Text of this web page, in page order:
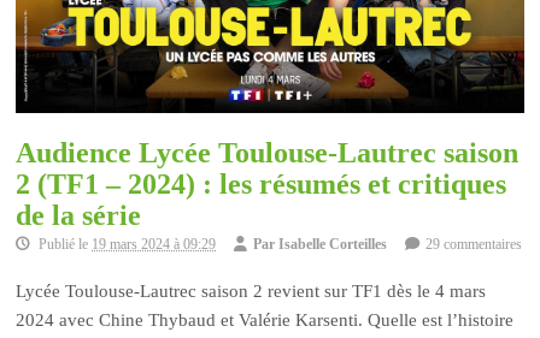
Audience Lycée Toulouse-Lautrec saison
2 (TF1 – 2024) : les résumés et critiques
de la série
Publié le 19 mars 2024 à 09:29 ParIsabelle Corteilles 29 commentaires
Lycée Toulouse-Lautrec saison 2 revient sur TF1 dès le 4 mars
2024 avec Chine Thybaud et Valérie Karsenti. Quelle est l’histoire